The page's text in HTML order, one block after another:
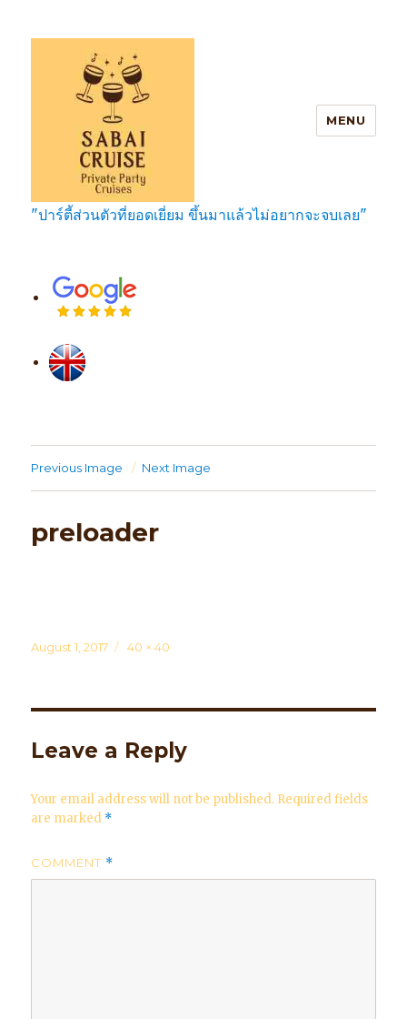
SabaiCruise Private Party Cruises
MENU
"ปาร์ตี้ส่วนตัวที่ยอดเยี่ยม ขึ้นมาแล้วไม่อยากจะจบเลย"
Previous Image Next Image
preloader
Posted
August 1, 2017
Full
40 × 40
Leave a Reply
Your email address will not be published. Required fields
are marked *
COMMENT *